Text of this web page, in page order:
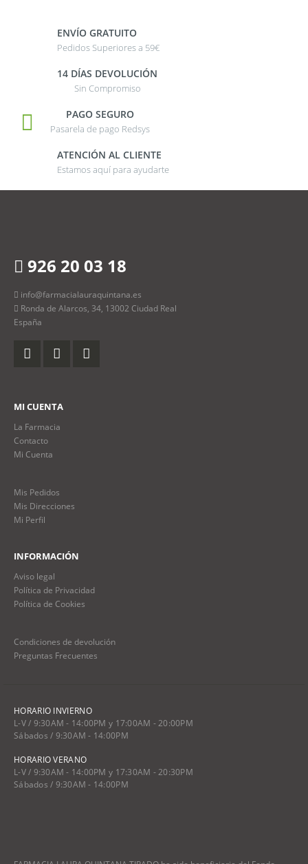
ENVÍO GRATUITO
Pedidos Superiores a 59€
14 DÍAS DEVOLUCIÓN
Sin Compromiso
PAGO SEGURO
Pasarela de pago Redsys
ATENCIÓN AL CLIENTE
Estamos aquí para ayudarte
926 20 03 18
info@farmacialauraquintana.es
Ronda de Alarcos, 34, 13002 Ciudad Real
España
MI CUENTA
La Farmacia
Contacto
Mi Cuenta
Mis Pedidos
Mis Direcciones
Mi Perfil
INFORMACIÓN
Aviso legal
Política de Privacidad
Política de Cookies
Condiciones de devolución
Preguntas Frecuentes
HORARIO INVIERNO
L-V / 9:30AM - 14:00PM y 17:00AM - 20:00PM
Sábados / 9:30AM - 14:00PM
HORARIO VERANO
L-V / 9:30AM - 14:00PM y 17:30AM - 20:30PM
Sábados / 9:30AM - 14:00PM